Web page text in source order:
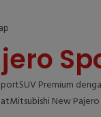
Premium
New